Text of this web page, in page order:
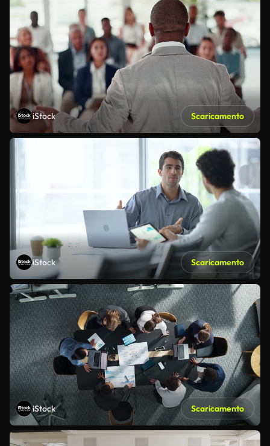
iStock Scaricamento
iStock Scaricamento
iStock Scaricamento